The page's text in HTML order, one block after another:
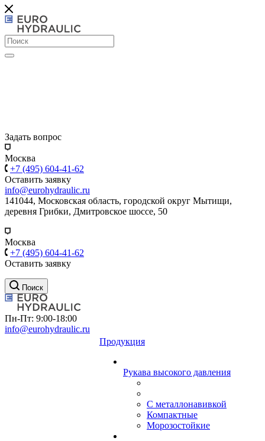
Задать вопрос
Москва
+7 (495) 604-41-62
Оставить заявку
info@eurohydraulic.ru
141044, Московская область, городской округ Мытищи,
деревня Грибки, Дмитровское шоссе, 50
Москва
+7 (495) 604-41-62
Оставить заявку
Поиск
Пн-Пт: 9:00-18:00
info@eurohydraulic.ru
Продукция
Рукава высокого давления
С металлонавивкой
Компактные
Морозостойкие